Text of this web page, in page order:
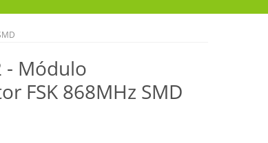
- Módulo
FSK 868MHz SMD